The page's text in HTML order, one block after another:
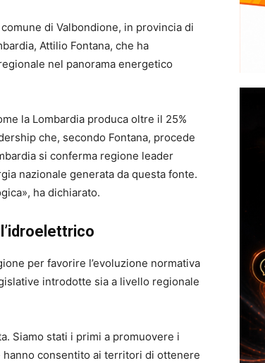
di Valbondione, in provincia di
Attilio Fontana, che ha
nel panorama energetico
la Lombardia produca oltre il 25%
che, secondo Fontana, procede
si conferma regione leader
nazionale generata da questa fonte.
ha dichiarato.
per favorire l’evoluzione normativa
introdotte sia a livello regionale
Siamo stati i primi a promuovere i
consentito ai territori di ottenere